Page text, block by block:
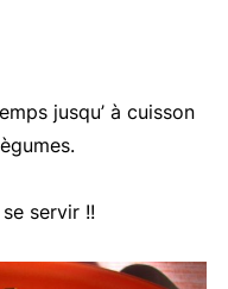
jusqu’ à cuisson
servir !!